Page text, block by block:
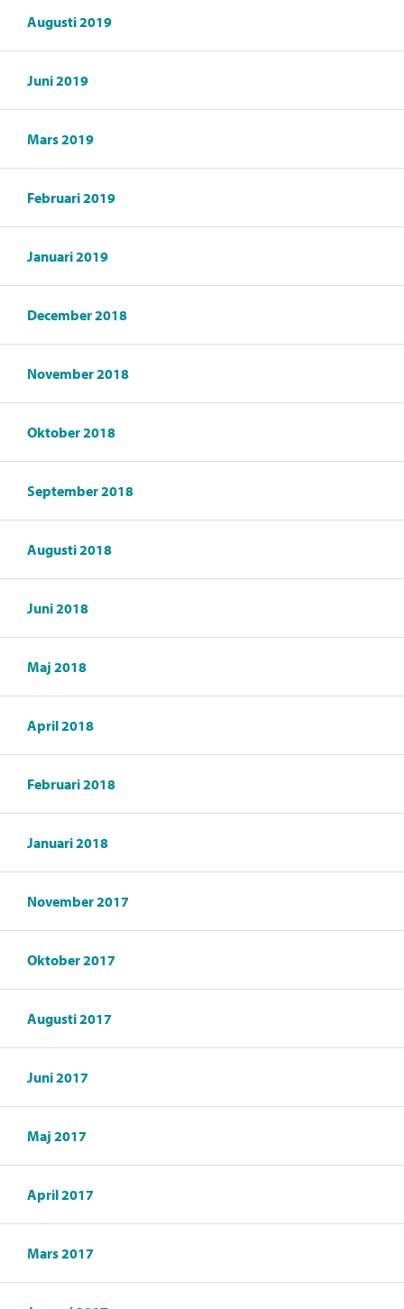
Augusti 2019
Juni 2019
Mars 2019
Februari 2019
Januari 2019
December 2018
November 2018
Oktober 2018
September 2018
Augusti 2018
Juni 2018
Maj 2018
April 2018
Februari 2018
Januari 2018
November 2017
Oktober 2017
Augusti 2017
Juni 2017
Maj 2017
April 2017
Mars 2017